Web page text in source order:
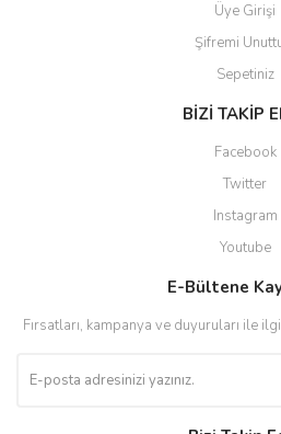
Üye Girişi
Şifremi
Sepetiniz
BİZİ TAKİP
Facebook
Twitter
Instagram
Youtube
E-Bültene
Fırsatları, kampanya ve duyuruları ile